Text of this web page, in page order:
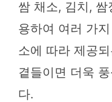
쌈 채소, 김치,
용하여 여러 가
소에 따라 제공
곁들이면 더욱
다.